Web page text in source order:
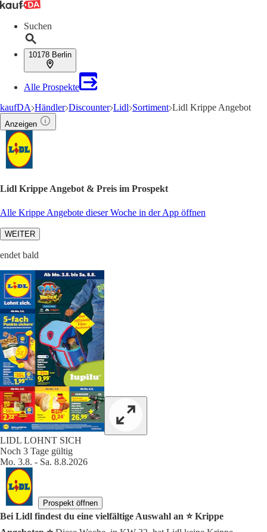
Suchen
10178 Berlin
Alle Prospekte
kaufDA Händler Discounter Lidl Sortiment Lidl Krippe Angebot
Anzeigen
Lidl Krippe Angebot & Preis im Prospekt
Alle Krippe Angebote dieser Woche in der App öffnen
WEITER
endet bald
LIDL LOHNT SICH
Noch 3 Tage gültig
Mo. 3.8. - Sa. 8.8.2026
Prospekt öffnen
Bei Lidl findest du eine vielfältige Auswahl an ⭐️ Krippe